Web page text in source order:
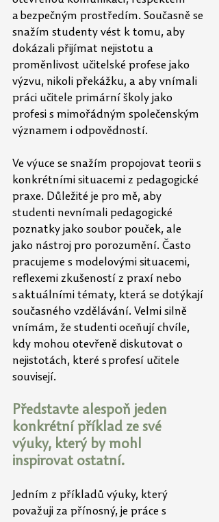
a bezpečným prostředím. Současně se
snažím studenty vést k tomu, aby
dokázali přijímat nejistotu a
proměnlivost učitelské profese jako
výzvu, nikoli překážku, a aby vnímali
práci učitele primární školy jako
profesi s mimořádným společenským
významem i odpovědností.
Ve výuce se snažím propojovat teorii s
konkrétními situacemi z pedagogické
praxe. Důležité je pro mě, aby
studenti nevnímali pedagogické
poznatky jako soubor pouček, ale
jako nástroj pro porozumění. Často
pracujeme s modelovými situacemi,
reflexemi zkušeností z praxí nebo
s aktuálními tématy, která se dotýkají
současného vzdělávání. Velmi silně
vnímám, že studenti oceňují chvíle,
kdy mohou otevřeně diskutovat o
nejistotách, které s profesí učitele
souvisejí.
Představte alespoň jeden
konkrétní příklad ze své
výuky, který by mohl
inspirovat ostatní.
Jedním z příkladů výuky, který
považuji za přínosný, je práce s